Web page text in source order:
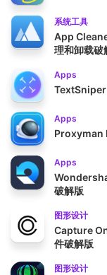
系统工具
App
理和卸载破
Apps
TextSniper
Apps
Proxyman
Apps
破解版
图形设计
Capture
件破解版
图形设计